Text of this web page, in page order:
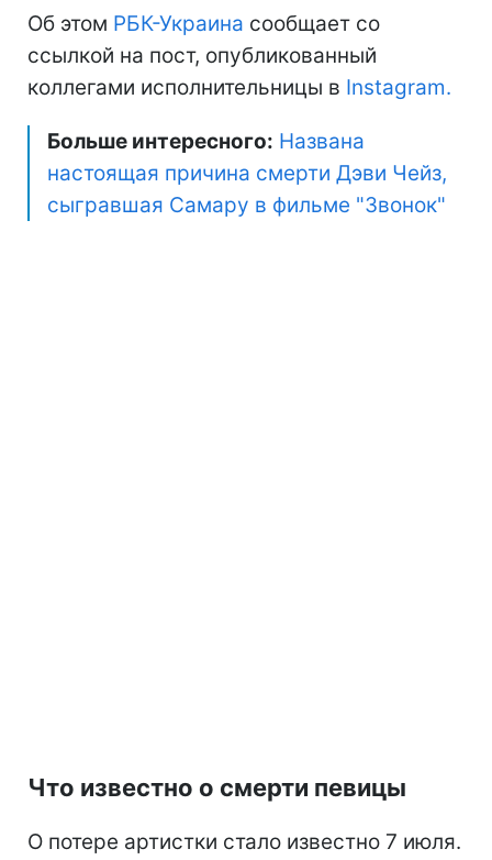
Об этом РБК-Украина сообщает со
ссылкой на пост, опубликованный
коллегами исполнительницы в Instagram.
Больше интересного: Названа
настоящая причина смерти Дэви Чейз,
сыгравшая Самару в фильме "Звонок"
Что известно о смерти певицы
О потере артистки стало известно 7 июля.